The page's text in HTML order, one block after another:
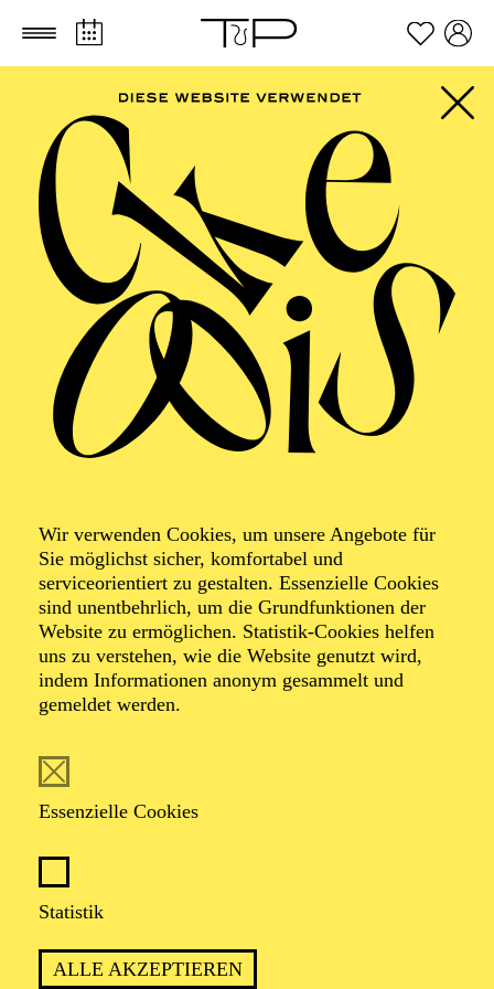
Zum Hauptinhalt springen Zum Footer springen
Wir verwenden Cookies, um unsere Angebote für
Sie möglichst sicher, komfortabel und
serviceorientiert zu gestalten. Essenzielle Cookies
sind unentbehrlich, um die Grundfunktionen der
Website zu ermöglichen. Statistik-Cookies helfen
uns zu verstehen, wie die Website genutzt wird,
indem Informationen anonym gesammelt und
gemeldet werden.
Essenzielle Cookies
Statistik
ALLE AKZEPTIEREN
Heike Vollmer stammt aus Niedersachsen und lebt in
Berlin. Sie studierte an der Hochschule für Bildende
Klasse von Raimund Bauer. Als Assistentin am Berliner
Ensemble arbeitete sie u. a. mit Claus Peymann,